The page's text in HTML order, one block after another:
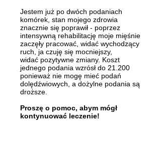
Jestem już po dwóch podaniach
komórek, stan mojego zdrowia
znacznie się poprawił - poprzez
intensywną rehabilitację moje mięśnie
zaczęły pracować, widać wychodzący
ruch, ja czuję się mocniejszy,
widać pozytywne zmiany. Koszt
jednego podania wzrósł do 21.200
ponieważ nie mogę mieć podań
dolędźwiowych, a dożylne podania są
droższe.
Proszę o pomoc, abym mógł
kontynuować leczenie!